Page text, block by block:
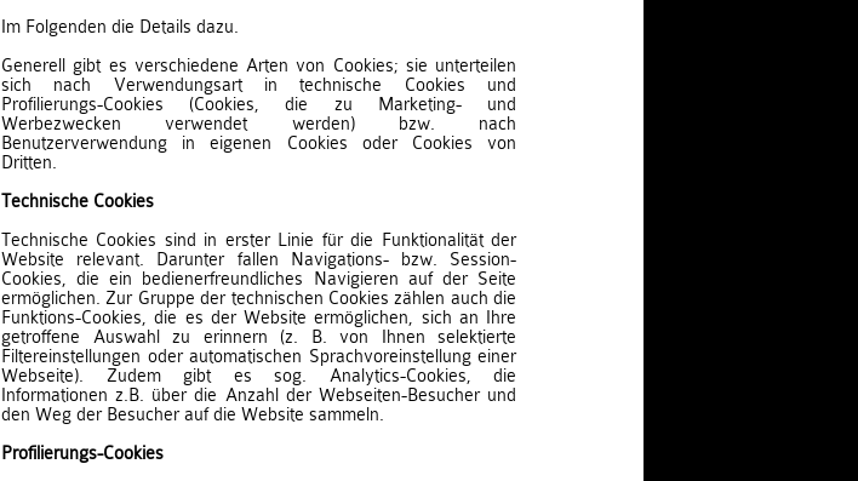
Im Folgenden die Details dazu.
Generell gibt es verschiedene Arten von Cookies; sie unterteilen
sich nach Verwendungsart in technische Cookies und
Profilierungs-Cookies (Cookies, die zu Marketing- und
Werbezwecken verwendet werden) bzw. nach
Benutzerverwendung in eigenen Cookies oder Cookies von
Dritten.
Technische Cookies
Technische Cookies sind in erster Linie für die Funktionalität der
Website relevant. Darunter fallen Navigations- bzw. Session-
Cookies, die ein bedienerfreundliches Navigieren auf der Seite
ermöglichen. Zur Gruppe der technischen Cookies zählen auch die
Funktions-Cookies, die es der Website ermöglichen, sich an Ihre
getroffene Auswahl zu erinnern (z. B. von Ihnen selektierte
Filtereinstellungen oder automatischen Sprachvoreinstellung einer
Webseite). Zudem gibt es sog. Analytics-Cookies, die
Informationen z.B. über die Anzahl der Webseiten-Besucher und
den Weg der Besucher auf die Website sammeln.
Profilierungs-Cookies